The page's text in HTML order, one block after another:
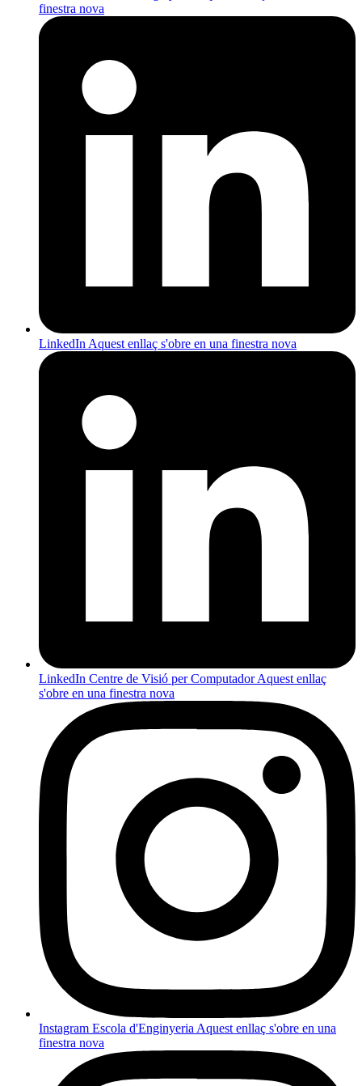
finestra nova
LinkedIn Aquest enllaç s'obre en una finestra nova
LinkedIn Centre de Visió per ComputadorAquest enllaç
s'obre en una finestra nova
Instagram Escola d'Enginyeria Aquest enllaç s'obre en una
finestra nova